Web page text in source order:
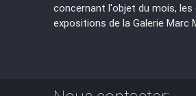
concernant l'objet du mois,
expositions de la Galerie Marc